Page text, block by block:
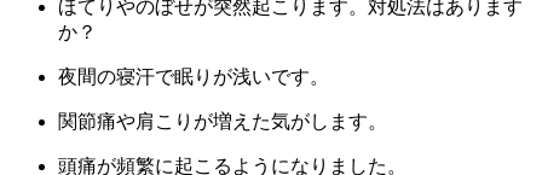
ほてりやのぼせが突然起こります。対処法はあります
か？
夜間の寝汗で眠りが浅いです。
関節痛や肩こりが増えた気がします。
頭痛が頻繁に起こるようになりました。